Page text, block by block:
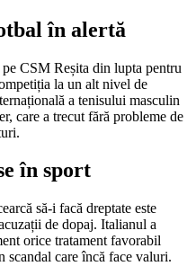
în alertă
CSM Reșita din lupta pentru
la un alt nivel de
a tenisului masculin
care a trecut fără probleme de
în sport
să-i facă dreptate este
de dopaj. Italianul a
orice tratament favorabil
care încă face valuri.